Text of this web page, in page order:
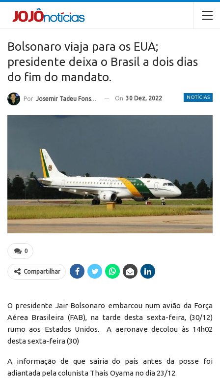
Bolsonaro viaja para os EUA;
presidente deixa o Brasil a dois dias
do fim do mandato.
NOTÍCIAS
Por Josemir Tadeu Fonseca On 30 Dez, 2022
0
Compartilhar
O presidente Jair Bolsonaro embarcou num avião da Força
Aérea Brasileira (FAB), na tarde desta sexta-feira, (30/12)
rumo aos Estados Unidos. A aeronave decolou às 14h02
desta sexta-feira (30)
A informação de que sairia do país antes da posse foi
adiantada pela colunista Thaís Oyama no dia 23/12.